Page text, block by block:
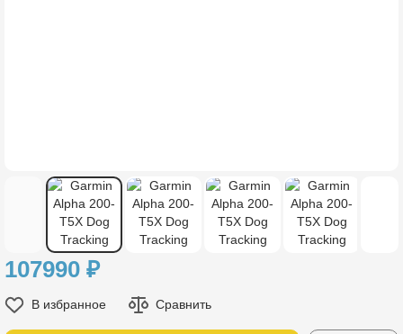
107990 ₽
В избранное Сравнить